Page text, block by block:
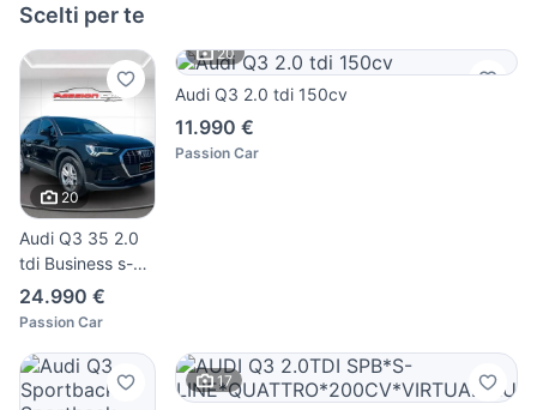
Scelti per te
20
Audi Q3 35 2.0
tdi Business s-
tronic
24.990 €
Passion Car
20
Audi Q3 2.0 tdi 150cv
11.990 €
Passion Car
17